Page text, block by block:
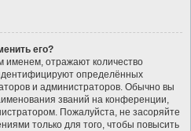
его?
отражают количество
определённых
и администраторов. Обычно вы
званий на конференции,
Пожалуйста, не засоряйте
только для того, чтобы повысить